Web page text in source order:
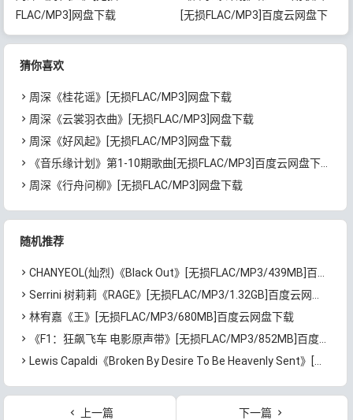
FLAC/MP3]网盘下载
[无损FLAC/MP3]百度云网盘下
载
猜你喜欢
周深《桂花谣》[无损FLAC/MP3]网盘下载
周深《云裳羽衣曲》[无损FLAC/MP3]网盘下载
周深《好风起》[无损FLAC/MP3]网盘下载
《音乐缘计划》第1-10期歌曲[无损FLAC/MP3]百度云网盘下载
周深《行舟问柳》[无损FLAC/MP3]网盘下载
随机推荐
CHANYEOL(灿烈)《Black Out》[无损FLAC/MP3/439MB]百度云网盘下载
Serrini 树莉莉《RAGE》[无损FLAC/MP3/1.32GB]百度云网盘下载
林宥嘉《王》[无损FLAC/MP3/680MB]百度云网盘下载
《F1：狂飙飞车 电影原声带》[无损FLAC/MP3/852MB]百度云网盘下载
Lewis Capaldi《Broken By Desire To Be Heavenly Sent》[无损FLAC/MP3/676MB]百度云网盘下载
上一篇
下一篇